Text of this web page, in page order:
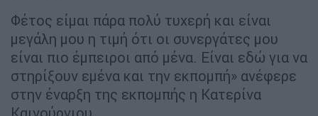
Φέτος είμαι πάρα πολύ τυχερή και είναι
μεγάλη μου η τιμή ότι οι συνεργάτες μου
είναι πιο έμπειροι από μένα. Είναι εδώ για να
στηρίξουν εμένα και την εκπομπή» ανέφερε
στην έναρξη της εκπομπής η Κατερίνα